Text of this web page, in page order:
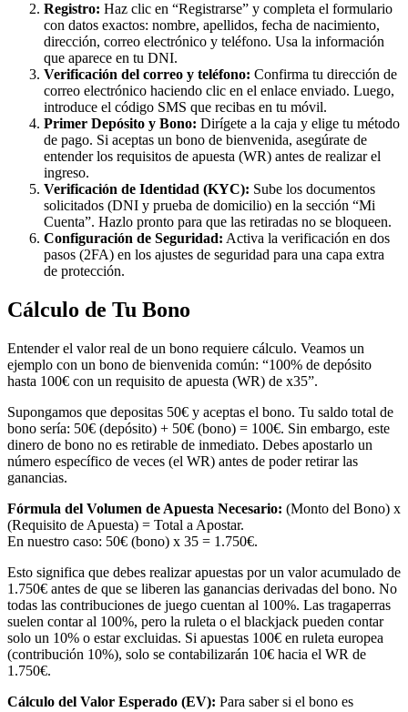
Registro: Haz clic en “Registrarse” y completa el formulario
con datos exactos: nombre, apellidos, fecha de nacimiento,
dirección, correo electrónico y teléfono. Usa la información
que aparece en tu DNI.
Verificación del correo y teléfono: Confirma tu dirección de
correo electrónico haciendo clic en el enlace enviado. Luego,
introduce el código SMS que recibas en tu móvil.
Primer Depósito y Bono: Dirígete a la caja y elige tu método
de pago. Si aceptas un bono de bienvenida, asegúrate de
entender los requisitos de apuesta (WR) antes de realizar el
ingreso.
Verificación de Identidad (KYC): Sube los documentos
solicitados (DNI y prueba de domicilio) en la sección “Mi
Cuenta”. Hazlo pronto para que las retiradas no se bloqueen.
Configuración de Seguridad: Activa la verificación en dos
pasos (2FA) en los ajustes de seguridad para una capa extra
de protección.
Cálculo de Tu Bono
Entender el valor real de un bono requiere cálculo. Veamos un
ejemplo con un bono de bienvenida común: “100% de depósito
hasta 100€ con un requisito de apuesta (WR) de x35”.
Supongamos que depositas 50€ y aceptas el bono. Tu saldo total de
bono sería: 50€ (depósito) + 50€ (bono) = 100€. Sin embargo, este
dinero de bono no es retirable de inmediato. Debes apostarlo un
número específico de veces (el WR) antes de poder retirar las
ganancias.
Fórmula del Volumen de Apuesta Necesario: (Monto del Bono) x
(Requisito de Apuesta) = Total a Apostar.
En nuestro caso: 50€ (bono) x 35 = 1.750€.
Esto significa que debes realizar apuestas por un valor acumulado de
1.750€ antes de que se liberen las ganancias derivadas del bono. No
todas las contribuciones de juego cuentan al 100%. Las tragaperras
suelen contar al 100%, pero la ruleta o el blackjack pueden contar
solo un 10% o estar excluidas. Si apuestas 100€ en ruleta europea
(contribución 10%), solo se contabilizarán 10€ hacia el WR de
1.750€.
Cálculo del Valor Esperado (EV): Para saber si el bono es